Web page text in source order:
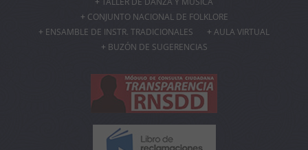
CONJUNTO NACIONAL DE FOLKLORE
ENSAMBLE DE INSTR. TRADICIONALES
AULA VIRTUAL
BUZÓN DE SUGERENCIAS